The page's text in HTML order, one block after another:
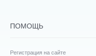
ПОМОЩЬ
Регистрация на сайте